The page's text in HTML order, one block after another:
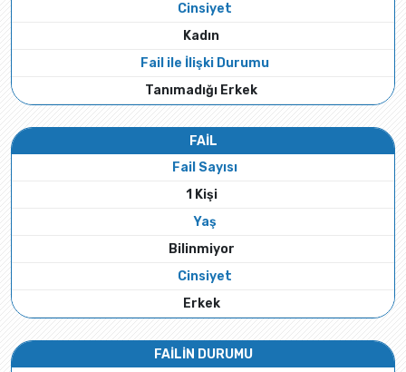
Cinsiyet
Kadın
Fail ile İlişki Durumu
Tanımadığı Erkek
FAİL
Fail Sayısı
1 Kişi
Yaş
Bilinmiyor
Cinsiyet
Erkek
FAİLİN DURUMU